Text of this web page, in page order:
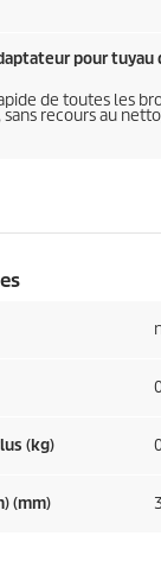
pour tuyau
de toutes les
recours au
(kg)
(mm)